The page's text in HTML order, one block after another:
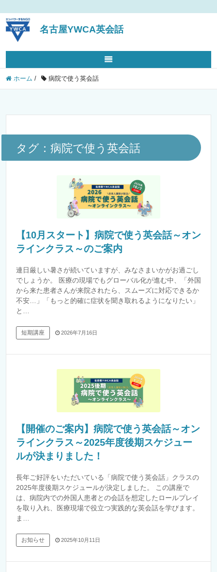
名古屋YWCA英会話
ホーム / 病院で使う英会話
タグ：病院で使う英会話
【10月スタート】病院で使う英会話～オン
ラインクラス～のご案内
連日厳しい暑さが続いていますが、みなさまいかがお過ごし
でしょうか。 医療の現場でもグローバル化が進む中、「外国
から来た患者さんが来院されたら、スムーズに対応できるか
不安…」「もっと的確に症状を聞き取れるようになりたい」
と…
短期講座 2026年7月16日
【開催のご案内】病院で使う英会話～オン
ラインクラス～2025年度後期スケジュー
ルが決まりました！
長年ご好評をいただいている「病院で使う英会話」クラスの
2025年度後期スケジュールが決定しました。 この講座で
は、病院内での外国人患者との会話を想定したロールプレイ
を取り入れ、医療現場で役立つ実践的な英会話を学びます。
ま…
お知らせ 2025年10月11日